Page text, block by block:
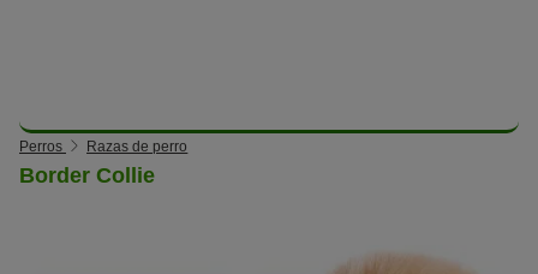
Perros Razas de perro
Border Collie